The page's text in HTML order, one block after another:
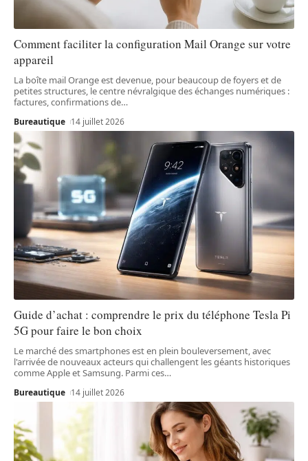
Comment faciliter la configuration Mail Orange sur votre
appareil
La boîte mail Orange est devenue, pour beaucoup de foyers et de
petites structures, le centre névralgique des échanges numériques :
factures, confirmations de…
Bureautique 14 juillet 2026
Guide d’achat : comprendre le prix du téléphone Tesla Pi
5G pour faire le bon choix
Le marché des smartphones est en plein bouleversement, avec
l'arrivée de nouveaux acteurs qui challengent les géants historiques
comme Apple et Samsung. Parmi ces…
Bureautique 14 juillet 2026